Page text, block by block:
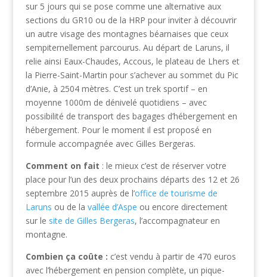
sur 5 jours qui se pose comme une alternative aux
sections du GR10 ou de la HRP pour inviter à découvrir
un autre visage des montagnes béarnaises que ceux
sempiternellement parcourus. Au départ de Laruns, il
relie ainsi Eaux-Chaudes, Accous, le plateau de Lhers et
la Pierre-Saint-Martin pour s’achever au sommet du Pic
d’Anie, à 2504 mètres. C’est un trek sportif – en
moyenne 1000m de dénivelé quotidiens – avec
possibilité de transport des bagages d’hébergement en
hébergement. Pour le moment il est proposé en
formule accompagnée avec Gilles Bergeras.
Comment on fait : le mieux c’est de réserver votre
place pour l’un des deux prochains départs des 12 et 26
septembre 2015 auprès de l’office de tourisme de
Laruns ou de la vallée d’Aspe ou encore directement
sur le site de Gilles Bergeras, l’accompagnateur en
montagne.
Combien ça coûte : c’est vendu à partir de 470 euros
avec l’hébergement en pension complète, un pique-